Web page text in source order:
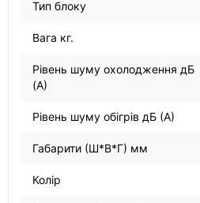
Тип блоку
Вага кг.
Рівень шуму охолодження дБ
(А)
Рівень шуму обігрів дБ (А)
Габарити (Ш*В*Г) мм
Колір